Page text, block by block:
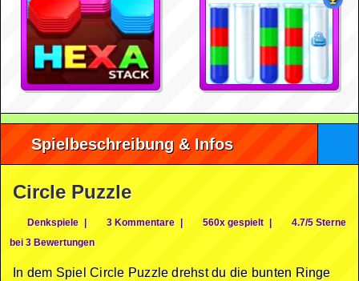
Spielbeschreibung & Infos
Circle Puzzle
Denkspiele | 3 Kommentare | 560x gespielt |
4.7/5 Sterne
bei 3 Bewertungen
In dem Spiel Circle Puzzle drehst du die bunten Ringe